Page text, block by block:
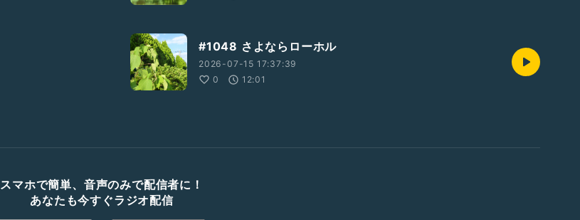
#1048 さよならローホル
2026-07-15 17:37:39
0
12:01
スマホで簡単、音声のみで配信者に！
あなたも今すぐラジオ配信